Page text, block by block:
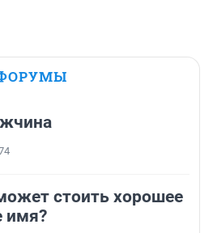
стоить хорошее
имя?